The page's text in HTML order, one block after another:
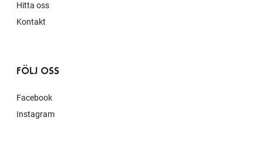
Hitta oss
Kontakt
FÖLJ OSS
Facebook
Instagram